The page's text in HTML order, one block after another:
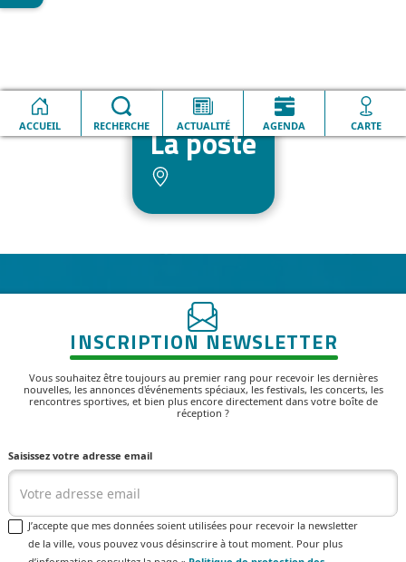
Accueil
La poste
ACCUEIL
RECHERCHE ACTUALITÉ AGENDA CARTE
La poste
INSCRIPTION NEWSLETTER
Vous souhaitez être toujours au premier rang pour recevoir les dernières
nouvelles, les annonces d'événements spéciaux, les festivals, les concerts, les
rencontres sportives, et bien plus encore directement dans votre boîte de
réception ?
Saisissez votre adresse email
J’accepte que mes données soient utilisées pour recevoir la newsletter
de la ville, vous pouvez vous désinscrire à tout moment. Pour plus